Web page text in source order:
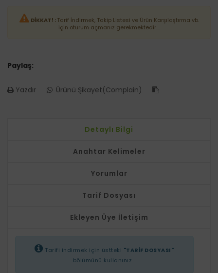
DİKKAT! :Tarif İndirmek, Takip Listesi ve Ürün Karşılaştırma vb.
için oturum açmanız gerekmektedir....
Paylaş:
Yazdır Ürünü Şikayet(Complain)
Detaylı Bilgi
Anahtar Kelimeler
Yorumlar
Tarif Dosyası
Ekleyen Üye İletişim
Tarifi indirmek için üstteki "TARİF DOSYASI"
bölümünü kullanınız...